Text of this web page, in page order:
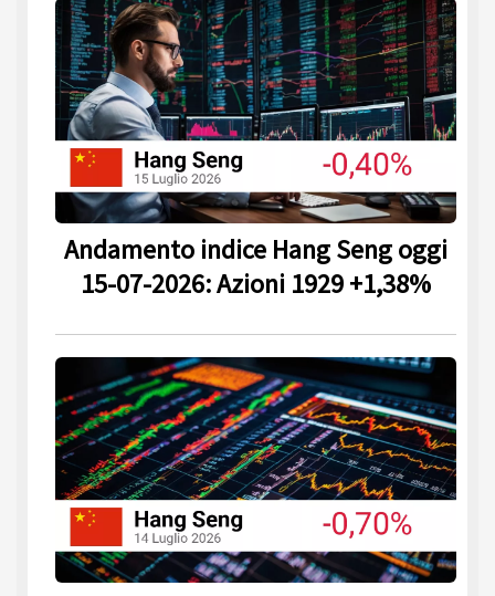
Andamento indice Hang Seng oggi
15-07-2026: Azioni 1929 +1,38%